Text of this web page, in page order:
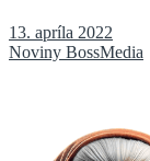
13. apríla 2022
Noviny BossMedia